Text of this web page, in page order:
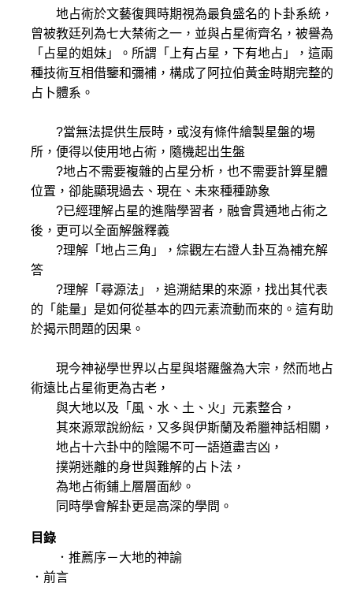
地占術於文藝復興時期視為最負盛名的卜卦系統，
曾被教廷列為七大禁術之一，並與占星術齊名，被譽為
「占星的姐妹」。所謂「上有占星，下有地占」，這兩
種技術互相借鑒和彌補，構成了阿拉伯黃金時期完整的
占卜體系。
?當無法提供生辰時，或沒有條件繪製星盤的場
所，便得以使用地占術，隨機起出生盤
?地占不需要複雜的占星分析，也不需要計算星體
位置，卻能顯現過去、現在、未來種種跡象
?已經理解占星的進階學習者，融會貫通地占術之
後，更可以全面解盤釋義
?理解「地占三角」，綜觀左右證人卦互為補充解
答
?理解「尋源法」，追溯結果的來源，找出其代表
的「能量」是如何從基本的四元素流動而來的。這有助
於揭示問題的因果。
現今神祕學世界以占星與塔羅盤為大宗，然而地占
術遠比占星術更為古老，
與大地以及「風、水、土、火」元素整合，
其來源眾說紛紜，又多與伊斯蘭及希臘神話相關，
地占十六卦中的陰陽不可一語道盡吉凶，
撲朔迷離的身世與難解的占卜法，
為地占術鋪上層層面紗。
同時學會解卦更是高深的學問。
目錄
．推薦序－大地的神諭
．前言